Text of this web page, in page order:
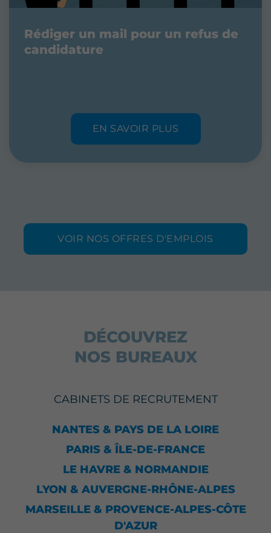
Rédiger un mail pour un refus de
candidature
EN SAVOIR PLUS
VOIR NOS OFFRES D'EMPLOIS
DÉCOUVREZ
NOS BUREAUX
CABINETS DE RECRUTEMENT
NANTES & PAYS DE LA LOIRE
PARIS & ÎLE-DE-FRANCE
LE HAVRE & NORMANDIE
LYON & AUVERGNE-RHÔNE-ALPES
MARSEILLE & PROVENCE-ALPES-CÔTE
D'AZUR